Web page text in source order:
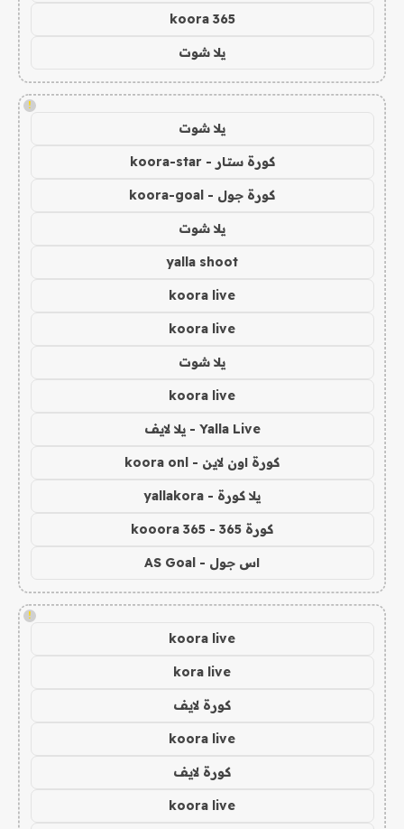
koora 365
يلا شوت
!
يلا شوت
كورة ستار - koora-star
كورة جول - koora-goal
يلا شوت
yalla shoot
koora live
koora live
يلا شوت
koora live
Yalla Live - يلا لايف
كورة اون لاين - koora onl
يلا كورة - yallakora
كورة 365 - kooora 365
اس جول - AS Goal
!
koora live
kora live
كورة لايف
koora live
كورة لايف
koora live